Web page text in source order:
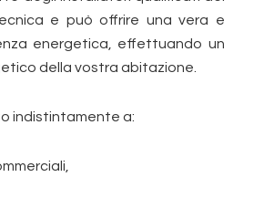
e può offrire una vera e
energetica, effettuando un
della vostra abitazione.
indistintamente a: